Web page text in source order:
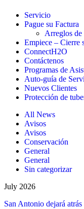
Servicio
Pague su Factura
Arreglos de
Empiece – Cierre
ConnectH2O
Contáctenos
Programas de
Auto-guía de
Nuevos Clientes
Protección de
All News
Avisos
Avisos
Conservación
General
General
Sin categorizar
July 2026
San Antonio dejará